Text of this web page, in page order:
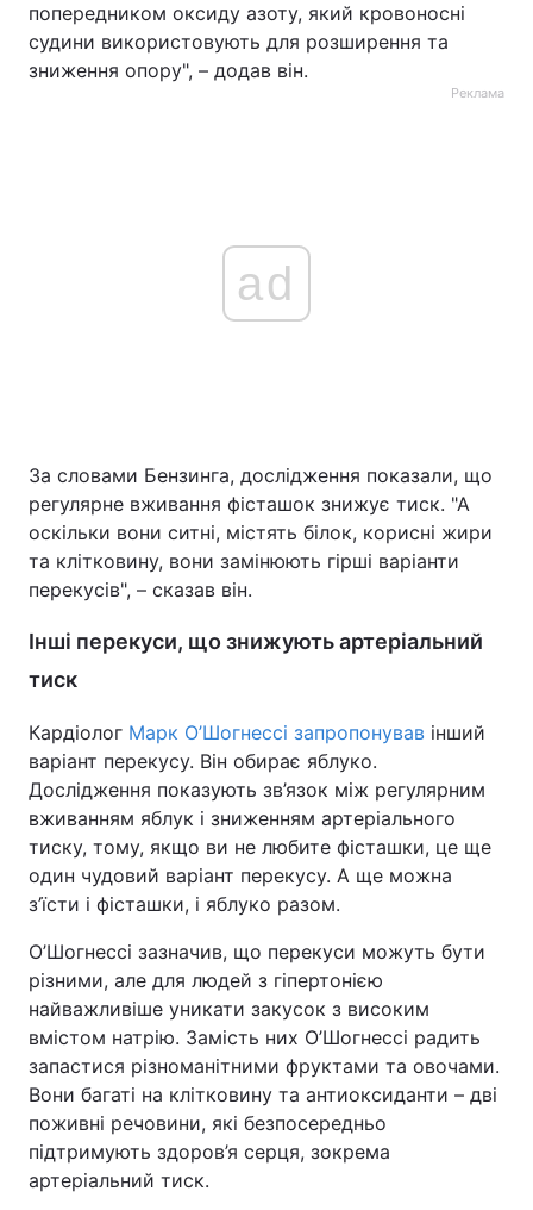
попередником оксиду азоту, який кровоносні
судини використовують для розширення та
зниження опору", – додав він.
Реклама
ad
За словами Бензинга, дослідження показали, що
регулярне вживання фісташок знижує тиск. "А
оскільки вони ситні, містять білок, корисні жири
та клітковину, вони замінюють гірші варіанти
перекусів", – сказав він.
Інші перекуси, що знижують артеріальний
тиск
Кардіолог Марк О’Шогнессі запропонував інший
варіант перекусу. Він обирає яблуко.
Дослідження показують зв’язок між регулярним
вживанням яблук і зниженням артеріального
тиску, тому, якщо ви не любите фісташки, це ще
один чудовий варіант перекусу. А ще можна
з’їсти і фісташки, і яблуко разом.
О’Шогнессі зазначив, що перекуси можуть бути
різними, але для людей з гіпертонією
найважливіше уникати закусок з високим
вмістом натрію. Замість них О’Шогнессі радить
запастися різноманітними фруктами та овочами.
Вони багаті на клітковину та антиоксиданти – дві
поживні речовини, які безпосередньо
підтримують здоров’я серця, зокрема
артеріальний тиск.